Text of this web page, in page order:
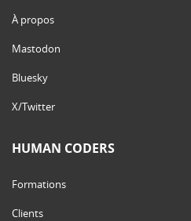
À propos
Mastodon
Bluesky
X/Twitter
HUMAN CODERS
Formations
Clients